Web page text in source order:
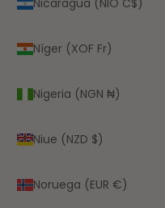
Níger (XOF Fr)
Nigeria (NGN ₦)
Niue (NZD $)
Noruega (EUR €)